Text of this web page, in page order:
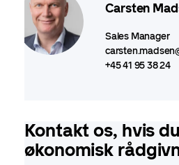
Carsten
Sales Manager
+45 41 95 38 24
Kontakt os, hvis
økonomisk